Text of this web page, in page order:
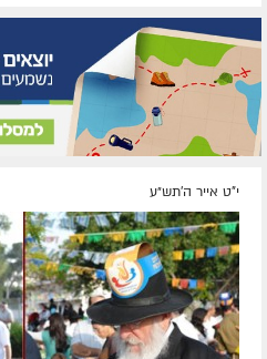
י"ט אייר ה׳תש״ע